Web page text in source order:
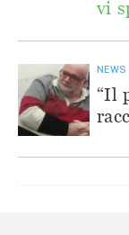
vi
NEWS
“Il